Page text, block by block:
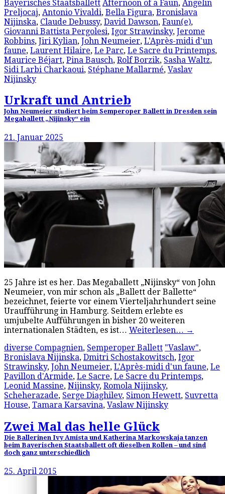
Bayerisches Staatsballett Afternoon of a Faun, Angelin
Preljocaj, Antonio Vivaldi, Bella Figura, Bronislava
Nijinska, Claude Debussy, David Dawson, Faun(e),
Giovanni Battista Pergolesi, Igor Strawinsky, Jerome
Robbins, Jiri Kylian, John Neumeier, L'Après-midi d'un
faune, Laurent Hilaire, Le Parc, Le Sacre du Printemps,
Maurice Béjart, Pina Bausch, Rolf Borzik, Sasha Waltz,
Sidi Larbi Charkaoui, Stéphane Mallarmé, Vaslav
Nijinsky
Urkraft und Antrieb
John Neumeier studiert beim Semperoper Ballett in Dresden sein
Megaballett „Nijinsky“ ein
21. Januar 2025
25 Jahre ist es her. Das Megaballett „Nijinsky“ von John
Neumeier, von mir schon als „Ballett der Ballette“
bezeichnet, feierte vor einem Vierteljahrhundert seine
Uraufführung in Hamburg. Seitdem erlebte es
umjubelte Aufführungen in bisher 20 weiteren
internationalen Städten, es ist… Weiterlesen… →
diverse Compagnien, Semperoper Ballett "Vaslaw",
Bronislava Nijinska, Dmitri Schostakowitsch, Igor
Strawinsky, John Neumeier, L'Après-midi d'un faune, Le
Pavillon d'Armide, Le Sacre, Le Sacre du Printemps,
Leonid Massine, Nijinsky, Romola Nijinsky,
Scheherazade, Serge Diaghilev, Simon Hewett, Suvretta
House, Tamara Karsavina, Vaslaw Nijinsky
Zwei Mal das helle Glück
Die Ballerinen Ivy Amista und Katherina Markowskaja tanzen
beim Bayerischen Staatsballett oft dieselben Rollen – und sind
doch ganz unterschiedlich
25. April 2015